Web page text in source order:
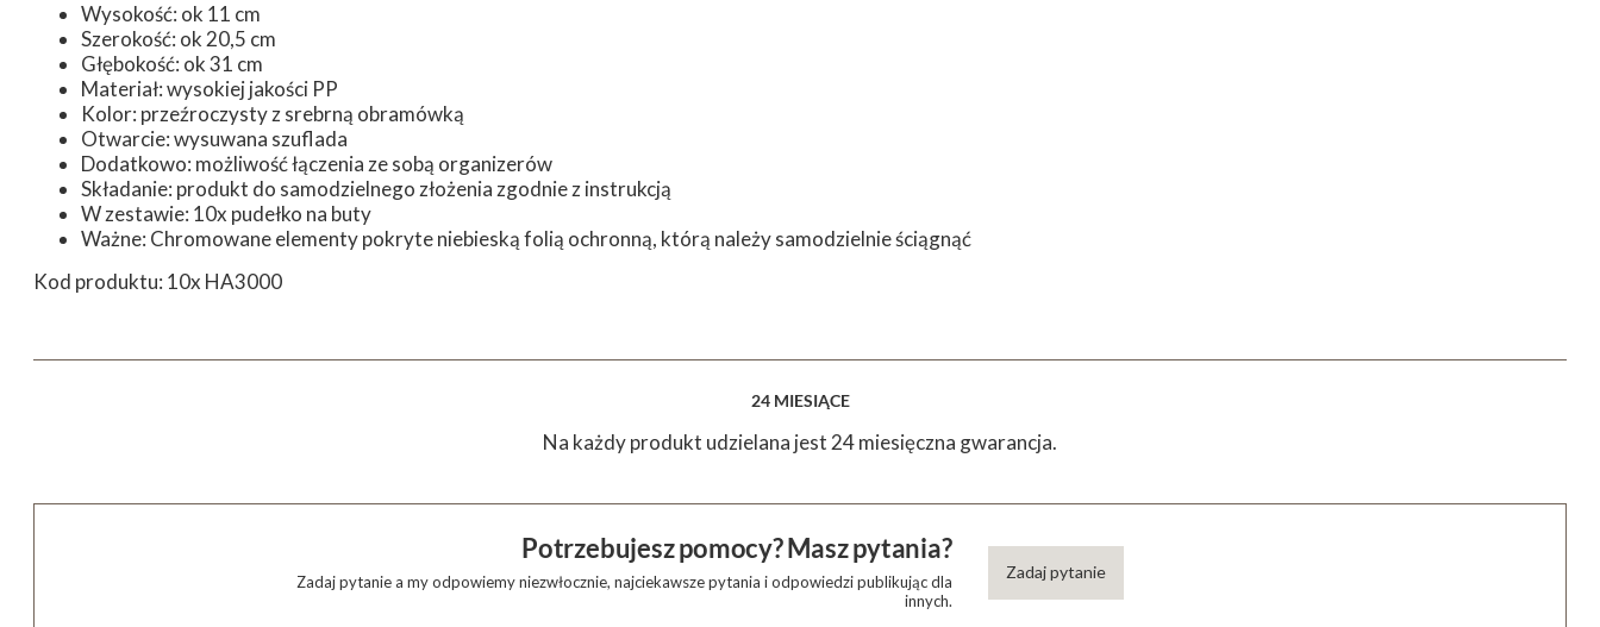
Wysokość: ok 11 cm
Szerokość: ok 20,5 cm
Głębokość: ok 31 cm
Materiał: wysokiej jakości PP
Kolor: przeźroczysty z srebrną obramówką
Otwarcie: wysuwana szuflada
Dodatkowo: możliwość łączenia ze sobą organizerów
Składanie: produkt do samodzielnego złożenia zgodnie z instrukcją
W zestawie: 10x pudełko na buty
Ważne: Chromowane elementy pokryte niebieską folią ochronną, którą należy samodzielnie ściągnąć
Kod produktu: 10x HA3000
24 MIESIĄCE
Na każdy produkt udzielana jest 24 miesięczna gwarancja.
Potrzebujesz pomocy? Masz pytania?
Zadaj pytanie a my odpowiemy niezwłocznie, najciekawsze pytania i odpowiedzi publikując dla
innych.
Zadaj pytanie